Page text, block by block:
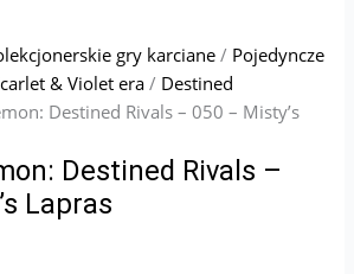
gry karciane/ Pojedyncze
& Violet era / Destined
Destined Rivals – 050 – Misty’s
Destined Rivals –
Lapras